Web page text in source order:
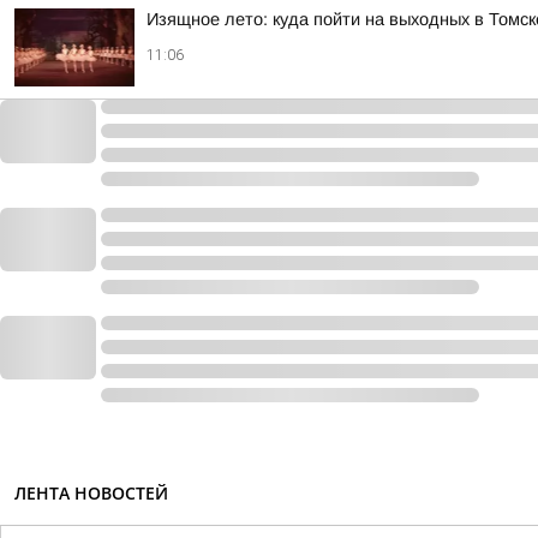
Изящное лето: куда пойти на выходных в
11:06
ЛЕНТА НОВОСТЕЙ